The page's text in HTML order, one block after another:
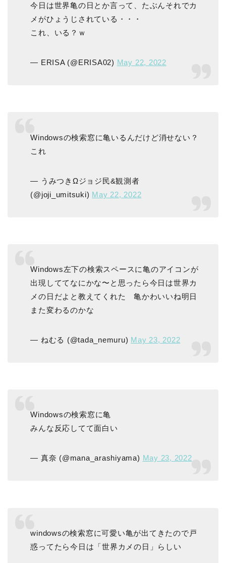
今日は世界亀の日とか言って、たぶんそれでカ
メがひょうじされている・・・
これ、いる？ｗ
— ERISA (@ERISA02) May 22, 2022
Windowsの検索窓に亀いるんだけど消せない？
これ
— うみつきΩジョジ民&観測者
(@joji_umitsuki) May 22, 2022
Windows左下の検索スペースに亀のアイコンが
出現しててなにかな〜と思ったら今日は世界カ
メの日だよと教えてくれた 亀かわいいね明日
また変わるのかな
— ねむる (@tada_nemuru) May 23, 2022
Windowsの検索窓に亀
みんな反応してて面白い
— 真奈 (@mana_arashiyama) May 23, 2022
windowsの検索窓に可愛い亀が出てきたので戸
惑ってたら今日は「世界カメの日」らしい